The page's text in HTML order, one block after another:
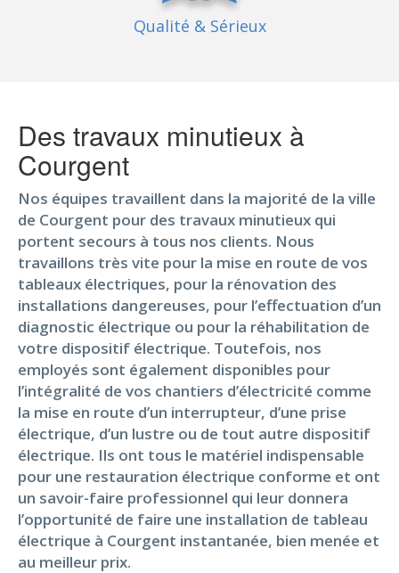
Qualité & Sérieux
Des travaux minutieux à
Courgent
Nos équipes travaillent dans la majorité de la ville
de Courgent pour des travaux minutieux qui
portent secours à tous nos clients. Nous
travaillons très vite pour la mise en route de vos
tableaux électriques, pour la rénovation des
installations dangereuses, pour l’effectuation d’un
diagnostic électrique ou pour la réhabilitation de
votre dispositif électrique. Toutefois, nos
employés sont également disponibles pour
l’intégralité de vos chantiers d’électricité comme
la mise en route d’un interrupteur, d’une prise
électrique, d’un lustre ou de tout autre dispositif
électrique. Ils ont tous le matériel indispensable
pour une restauration électrique conforme et ont
un savoir-faire professionnel qui leur donnera
l’opportunité de faire une installation de tableau
électrique à Courgent instantanée, bien menée et
au meilleur prix.